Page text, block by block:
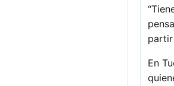
partir
En